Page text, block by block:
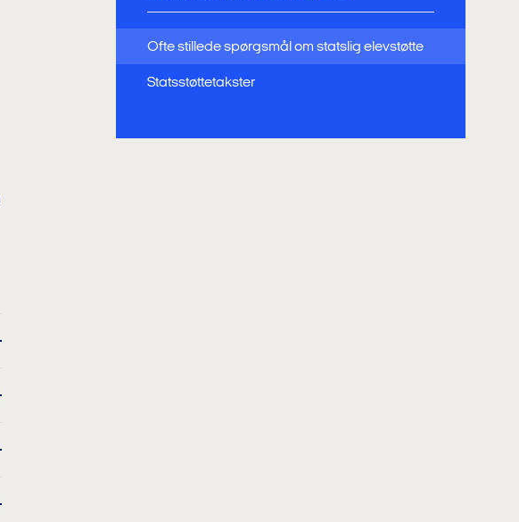
Ofte stillede spørgsmål om statslig elevstøtte
Statsstøttetakster